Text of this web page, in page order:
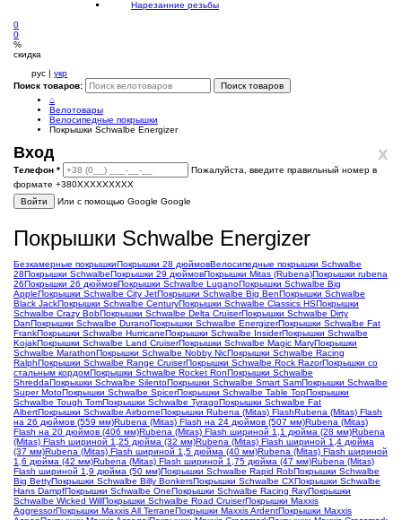
Нарезанние резьбы
0
0
%
скидка
рус | укр
Поиск товаров:
Поиск товаров
⌂
Велотовары
Велосипедные покрышки
Покрышки Schwalbe Energizer
x
Вход
Телефон *
Пожалуйста, введите правильный номер в
формате +380XXXXXXXXX
Войти
Или с помощью Google Google
Покрышки Schwalbe Energizer
Безкамерные покрышкиПокрышки 28 дюймовВелосипедные покрышки Schwalbe
28Покрышки SchwalbeПокрышки 29 дюймовПокрышки Mitas (Rubena)Покрышки rubena
26Покрышки 26 дюймовПокрышки Schwalbe LuganoПокрышки Schwalbe Big
AppleПокрышки Schwalbe City JetПокрышки Schwalbe Big BenПокрышки Schwalbe
Black JackПокрышки Schwalbe CenturyПокрышки Schwalbe Classics HSПокрышки
Schwalbe Crazy BobПокрышки Schwalbe Delta CruiserПокрышки Schwalbe Dirty
DanПокрышки Schwalbe DuranoПокрышки Schwalbe EnergizerПокрышки Schwalbe Fat
FrankПокрышки Schwalbe HurricaneПокрышки Schwalbe InsiderПокрышки Schwalbe
KojakПокрышки Schwalbe Land CruiserПокрышки Schwalbe Magic MaryПокрышки
Schwalbe MarathonПокрышки Schwalbe Nobby NicПокрышки Schwalbe Racing
RalphПокрышки Schwalbe Range CruiserПокрышки Schwalbe Rock RazorПокрышки со
стальным кордомПокрышки Schwalbe Rocket RonПокрышки Schwalbe
ShreddaПокрышки Schwalbe SilentoПокрышки Schwalbe Smart SamПокрышки Schwalbe
Super MotoПокрышки Schwalbe SpicerПокрышки Schwalbe Table TopПокрышки
Schwalbe Tough TomПокрышки Schwalbe TyragoПокрышки Schwalbe Fat
AlbertПокрышки Schwalbe AirborneПокрышки Rubena (Mitas) FlashRubena (Mitas) Flash
на 26 дюймов (559 мм)Rubena (Mitas) Flash на 24 дюймов (507 мм)Rubena (Mitas)
Flash на 20 дюймов (406 мм)Rubena (Mitas) Flash шириной 1,1 дюйма (28 мм)Rubena
(Mitas) Flash шириной 1,25 дюйма (32 мм)Rubena (Mitas) Flash шириной 1,4 дюйма
(37 мм)Rubena (Mitas) Flash шириной 1,5 дюйма (40 мм)Rubena (Mitas) Flash шириной
1,6 дюйма (42 мм)Rubena (Mitas) Flash шириной 1,75 дюйма (47 мм)Rubena (Mitas)
Flash шириной 1,9 дюйма (50 мм)Покрышки Schwalbe Rapid RobПокрышки Schwalbe
Big BettyПокрышки Schwalbe Billy BonkersПокрышки Schwalbe CXПокрышки Schwalbe
Hans DampfПокрышки Schwalbe OneПокрышки Schwalbe Racing RayПокрышки
Schwalbe Wicked WillПокрышки Schwalbe Road CruiserПокрышки Maxxis
AggressorПокрышки Maxxis All TerraneПокрышки Maxxis ArdentПокрышки Maxxis